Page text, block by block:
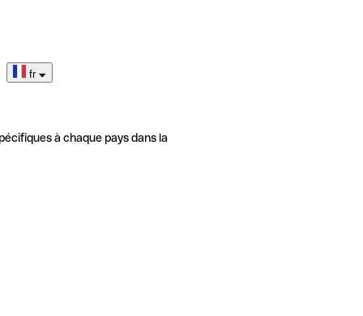
fr
à chaque pays dans la